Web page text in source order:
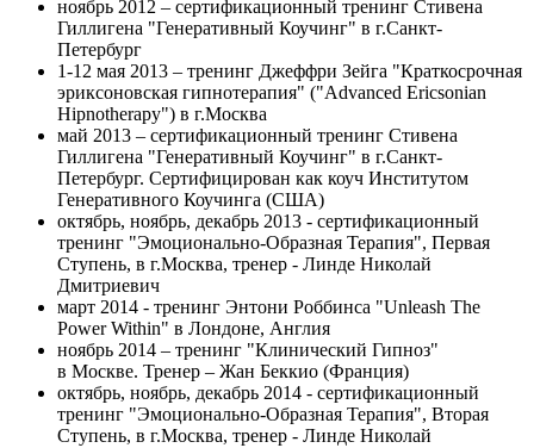
ноябрь 2012 – сертификационный тренинг Стивена
Гиллигена "Генеративный Коучинг" в г.Санкт-
Петербург
1-12 мая 2013 – тренинг Джеффри Зейга "Краткосрочная
эриксоновская гипнотерапия" ("Advanced Ericsonian
Hipnotherapy") в г.Москва
май 2013 – сертификационный тренинг Стивена
Гиллигена "Генеративный Коучинг" в г.Санкт-
Петербург. Сертифицирован как коуч Институтом
Генеративного Коучинга (США)
октябрь, ноябрь, декабрь 2013 - сертификационный
тренинг "Эмоционально-Образная Терапия", Первая
Ступень, в г.Москва, тренер - Линде Николай
Дмитриевич
март 2014 - тренинг Энтони Роббинса "Unleash The
Power Within" в Лондоне, Англия
ноябрь 2014 – тренинг "Клинический Гипноз"
в Москве. Тренер – Жан Беккио (Франция)
октябрь, ноябрь, декабрь 2014 - сертификационный
тренинг "Эмоционально-Образная Терапия", Вторая
Ступень, в г.Москва, тренер - Линде Николай